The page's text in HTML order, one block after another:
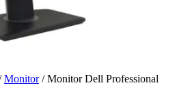
Monitor/ Monitor Dell Professional